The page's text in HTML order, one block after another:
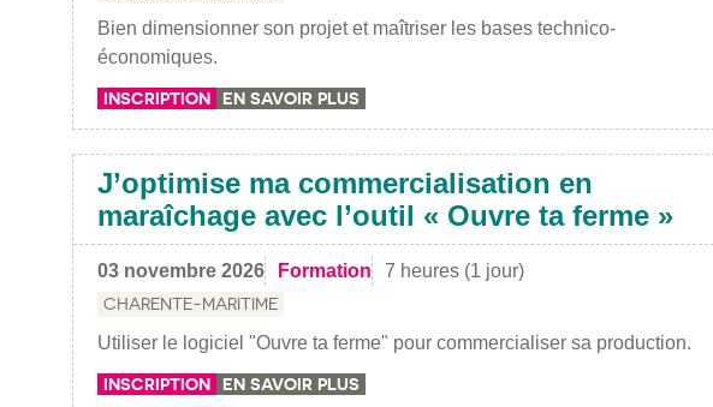
Bien dimensionner son projet et maîtriser les bases technico-
économiques.
INSCRIPTION EN SAVOIR PLUS
J’optimise ma commercialisation en
maraîchage avec l’outil « Ouvre ta ferme »
03 novembre 2026 Formation 7 heures (1 jour)
CHARENTE-MARITIME
Utiliser le logiciel "Ouvre ta ferme" pour commercialiser sa production.
INSCRIPTION EN SAVOIR PLUS